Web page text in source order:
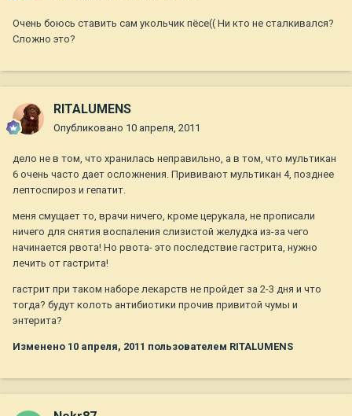
Очень боюсь ставить сам укольчик пёсе(( Ни кто не сталкивался?
Сложно это?
RITALUMENS
Опубликовано 10 апреля, 2011
дело не в том, что хранилась неправильно, а в том, что мультикан
6 очень часто дает осложнения. Прививают мультикан 4, позднее
лептоспироз и гепатит.
меня смущает то, врачи ничего, кроме церукала, не прописали
ничего для снятия воспаления слизистой желудка из-за чего
начинается рвота! Но рвота- это последствие гастрита, нужно
лечить от гастрита!
гастрит при таком наборе лекарств не пройдет за 2-3 дня и что
тогда? будут колоть антибиотики прочив привитой чумы и
энтерита?
Изменено 10 апреля, 2011 пользователем RITALUMENS